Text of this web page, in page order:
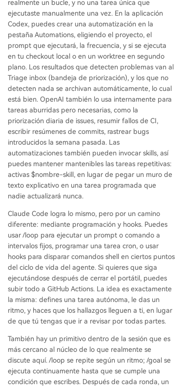
realmente un bucle, y no una tarea única que
ejecutaste manualmente una vez. En la aplicación
Codex, puedes crear una automatización en la
pestaña Automations, eligiendo el proyecto, el
prompt que ejecutará, la frecuencia, y si se ejecuta
en tu checkout local o en un worktree en segundo
plano. Los resultados que detecten problemas van al
Triage inbox (bandeja de priorización), y los que no
detecten nada se archivan automáticamente, lo cual
está bien. OpenAI también lo usa internamente para
tareas aburridas pero necesarias, como la
priorización diaria de issues, resumir fallos de CI,
escribir resúmenes de commits, rastrear bugs
introducidos la semana pasada. Las
automatizaciones también pueden invocar skills, así
puedes mantener mantenibles las tareas repetitivas:
activas $nombre-skill, en lugar de pegar un muro de
texto explicativo en una tarea programada que
nadie actualizará nunca.
Claude Code logra lo mismo, pero por un camino
diferente: mediante programación y hooks. Puedes
usar /loop para ejecutar un prompt o comando a
intervalos fijos, programar una tarea cron, o usar
hooks para disparar comandos shell en ciertos puntos
del ciclo de vida del agente. Si quieres que siga
ejecutándose después de cerrar el portátil, puedes
subir todo a GitHub Actions. La idea es exactamente
la misma: defines una tarea autónoma, le das un
ritmo, y haces que los hallazgos lleguen a ti, en lugar
de que tú tengas que ir a revisar por todas partes.
También hay un primitivo dentro de la sesión que es
más cercano al núcleo de lo que realmente se
discute aquí. /loop se repite según un ritmo; /goal se
ejecuta continuamente hasta que se cumple una
condición que escribes. Después de cada ronda, un